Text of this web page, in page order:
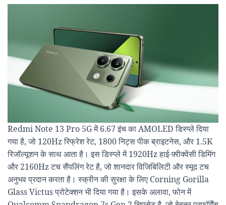
Redmi Note 13 Pro 5G में 6.67 इंच का AMOLED डिस्प्ले दिया
गया है, जो 120Hz रिफ्रेश रेट, 1800 निट्स पीक ब्राइटनेस, और 1.5K
रिजॉल्यूशन के साथ आता है। इस डिस्प्ले में 1920Hz हाई-फ़्रीक्वेंसी डिमिंग
और 2160Hz टच सैंपलिंग रेट है, जो शानदार विजिबिलिटी और स्मूद टच
अनुभव प्रदान करता है। स्क्रीन की सुरक्षा के लिए Corning Gorilla
Glass Victus प्रोटेक्शन भी दिया गया है। इसके अलावा, फोन में